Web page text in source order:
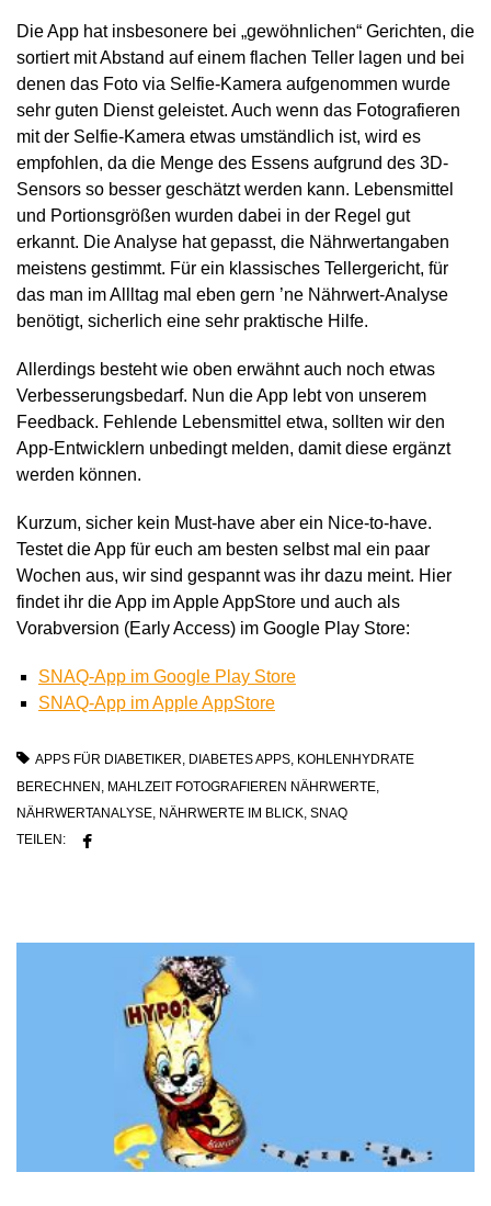
Die App hat insbesonere bei „gewöhnlichen“ Gerichten, die
sortiert mit Abstand auf einem flachen Teller lagen und bei
denen das Foto via Selfie-Kamera aufgenommen wurde
sehr guten Dienst geleistet. Auch wenn das Fotografieren
mit der Selfie-Kamera etwas umständlich ist, wird es
empfohlen, da die Menge des Essens aufgrund des 3D-
Sensors so besser geschätzt werden kann. Lebensmittel
und Portionsgrößen wurden dabei in der Regel gut
erkannt. Die Analyse hat gepasst, die Nährwertangaben
meistens gestimmt. Für ein klassisches Tellergericht, für
das man im Allltag mal eben gern ’ne Nährwert-Analyse
benötigt, sicherlich eine sehr praktische Hilfe.
Allerdings besteht wie oben erwähnt auch noch etwas
Verbesserungsbedarf. Nun die App lebt von unserem
Feedback. Fehlende Lebensmittel etwa, sollten wir den
App-Entwicklern unbedingt melden, damit diese ergänzt
werden können.
Kurzum, sicher kein Must-have aber ein Nice-to-have.
Testet die App für euch am besten selbst mal ein paar
Wochen aus, wir sind gespannt was ihr dazu meint. Hier
findet ihr die App im Apple AppStore und auch als
Vorabversion (Early Access) im Google Play Store:
SNAQ-App im Google Play Store
SNAQ-App im Apple AppStore
APPS FÜR DIABETIKER DIABETES APPS KOHLENHYDRATE
BERECHNEN MAHLZEIT FOTOGRAFIEREN NÄHRWERTE
NÄHRWERTANALYSE NÄHRWERTE IM BLICK SNAQ
TEILEN: